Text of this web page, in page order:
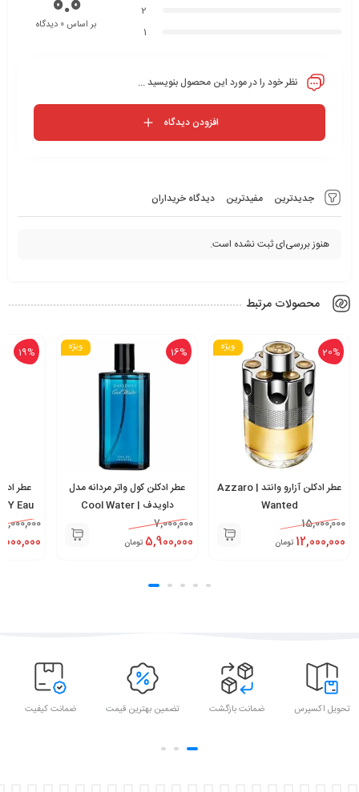
جدیدترین مفیدترین دیدگاه خریداران
هنوز بررسی‌ای ثبت نشده است.
2
1
بر اساس 0 دیدگاه
نظر خود را در مورد این محصول بنویسید ...
افزودن دیدگاه
محصولات مرتبط
ویژه 20%
عطر ادکلن آزارو وانتد | Azzaro
Wanted
15,000,000
12,000,000 تومان
ویژه 16%
عطر ادکلن کول واتر مردانه مدل
داویدف | Cool Water
7,000,000
5,900,000 تومان
19%
عطر
Y Eau
تحویل اکسپرس ضمانت بازگشت تضمین بهترین قیمت ضمانت کیفیت